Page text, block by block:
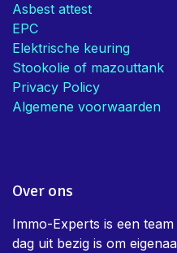
Asbest attest
EPC
Elektrische keuring
Stookolie of mazouttank
Privacy Policy
Algemene voorwaarden
Over ons
Immo-Experts is een
dag uit bezig is om